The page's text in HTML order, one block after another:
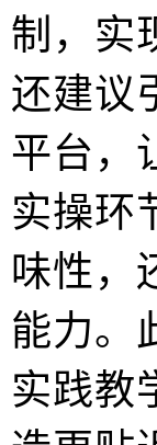
制，实
还建议
平台，
实操环
味性，
能力。
实践教